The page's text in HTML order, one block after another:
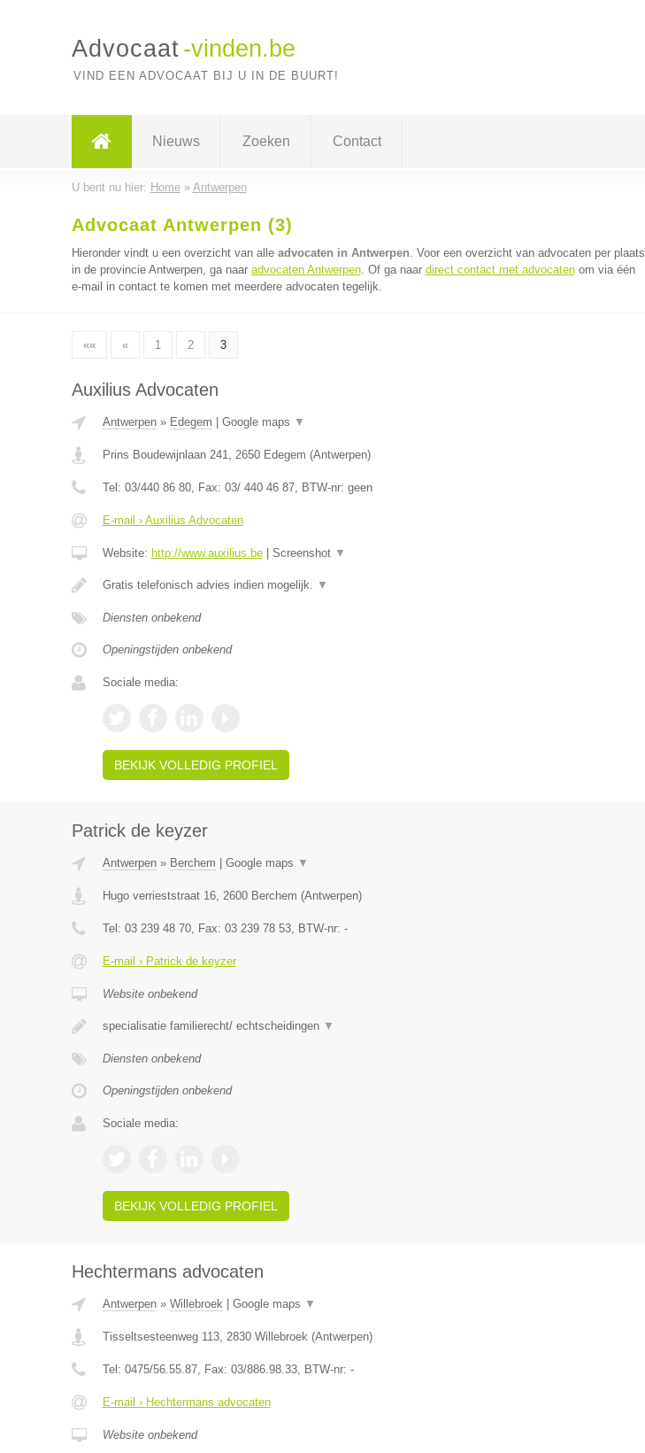
Advocaat -vinden.be
VIND EEN ADVOCAAT BIJ U IN DE BUURT!
Nieuws Zoeken Contact
U bent nu hier: Home» Antwerpen
Advocaat Antwerpen (3)
Hieronder vindt u een overzicht van alle advocaten in Antwerpen. Voor een overzicht van advocaten per plaats
in de provincie Antwerpen, ga naar advocaten Antwerpen. Of ga naar direct contact met advocatenom via één
e-mail in contact te komen met meerdere advocaten tegelijk.
«« « 1 2 3
Auxilius Advocaten
Antwerpen» Edegem Google maps ▼
Prins Boudewijnlaan 241, 2650 Edegem (Antwerpen)
Tel: 03/440 86 80, Fax: 03/ 440 46 87, BTW-nr: geen
E-mail › Auxilius Advocaten
Website: http://www.auxilius.be| Screenshot ▼
Gratis telefonisch advies indien mogelijk. ▼
Diensten onbekend
Openingstijden onbekend
Sociale media:
BEKIJK VOLLEDIG PROFIEL
Patrick de keyzer
Antwerpen» Berchem Google maps ▼
Hugo verrieststraat 16, 2600 Berchem (Antwerpen)
Tel: 03 239 48 70, Fax: 03 239 78 53, BTW-nr: -
E-mail › Patrick de keyzer
Website onbekend
specialisatie familierecht/ echtscheidingen ▼
Diensten onbekend
Openingstijden onbekend
Sociale media:
BEKIJK VOLLEDIG PROFIEL
Hechtermans advocaten
Antwerpen» Willebroek| Google maps ▼
Tisseltsesteenweg 113, 2830 Willebroek(Antwerpen)
Tel: 0475/56.55.87, Fax: 03/886.98.33, BTW-nr: -
E-mail › Hechtermans advocaten
Website onbekend